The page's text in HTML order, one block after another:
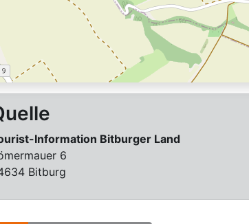
Information Bitburger Land
6
Bitburg